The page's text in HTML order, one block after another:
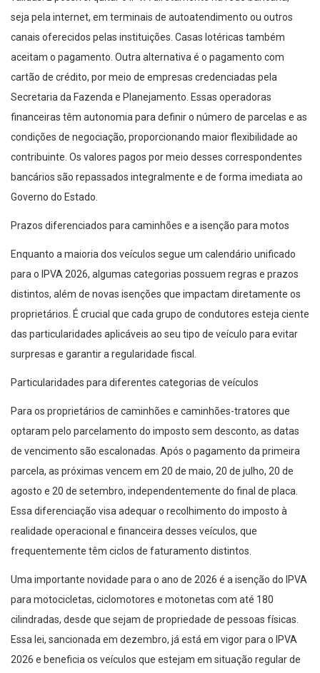
seja pela internet, em terminais de autoatendimento ou outros
canais oferecidos pelas instituições. Casas lotéricas também
aceitam o pagamento. Outra alternativa é o pagamento com
cartão de crédito, por meio de empresas credenciadas pela
Secretaria da Fazenda e Planejamento. Essas operadoras
financeiras têm autonomia para definir o número de parcelas e as
condições de negociação, proporcionando maior flexibilidade ao
contribuinte. Os valores pagos por meio desses correspondentes
bancários são repassados integralmente e de forma imediata ao
Governo do Estado.
Prazos diferenciados para caminhões e a isenção para motos
Enquanto a maioria dos veículos segue um calendário unificado
para o IPVA 2026, algumas categorias possuem regras e prazos
distintos, além de novas isenções que impactam diretamente os
proprietários. É crucial que cada grupo de condutores esteja ciente
das particularidades aplicáveis ao seu tipo de veículo para evitar
surpresas e garantir a regularidade fiscal.
Particularidades para diferentes categorias de veículos
Para os proprietários de caminhões e caminhões-tratores que
optaram pelo parcelamento do imposto sem desconto, as datas
de vencimento são escalonadas. Após o pagamento da primeira
parcela, as próximas vencem em 20 de maio, 20 de julho, 20 de
agosto e 20 de setembro, independentemente do final de placa.
Essa diferenciação visa adequar o recolhimento do imposto à
realidade operacional e financeira desses veículos, que
frequentemente têm ciclos de faturamento distintos.
Uma importante novidade para o ano de 2026 é a isenção do IPVA
para motocicletas, ciclomotores e motonetas com até 180
cilindradas, desde que sejam de propriedade de pessoas físicas.
Essa lei, sancionada em dezembro, já está em vigor para o IPVA
2026 e beneficia os veículos que estejam em situação regular de